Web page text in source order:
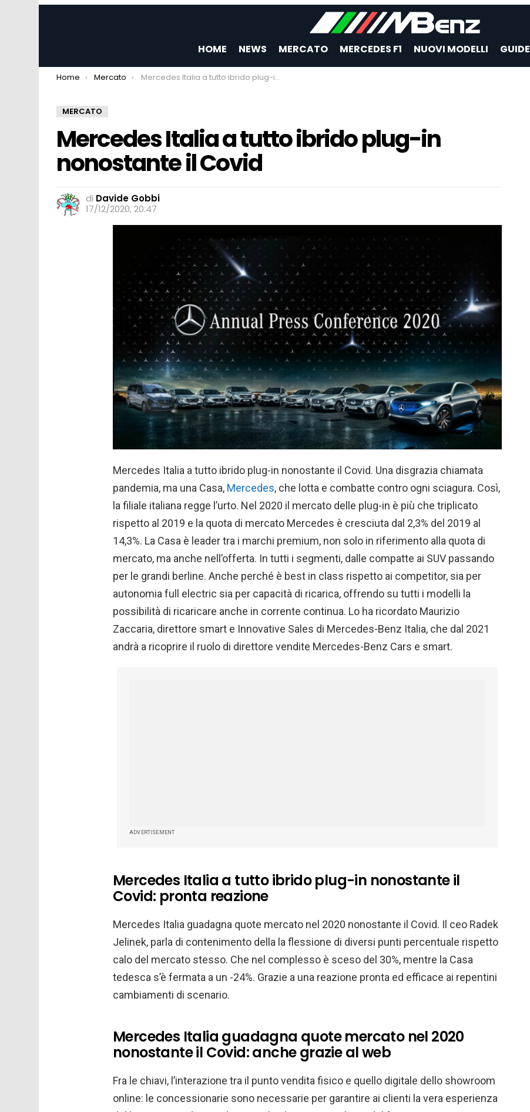
HOME NEWS MERCATO MERCEDES F1 NUOVI MODELLI GUIDE
You are here:
Home Mercato Mercedes Italia a tutto ibrido plug-in nonostante il Covid
MERCATO
Mercedes Italia a tutto ibrido plug-in
nonostante il Covid
di Davide Gobbi
17/12/2020, 20:47
Mercedes Italia a tutto ibrido plug-in nonostante il Covid. Una disgrazia chiamata
pandemia, ma una Casa, Mercedes, che lotta e combatte contro ogni sciagura. Così,
la filiale italiana regge l’urto. Nel 2020 il mercato delle plug-in è più che triplicato
rispetto al 2019 e la quota di mercato Mercedes è cresciuta dal 2,3% del 2019 al
14,3%. La Casa è leader tra i marchi premium, non solo in riferimento alla quota di
mercato, ma anche nell’offerta. In tutti i segmenti, dalle compatte ai SUV passando
per le grandi berline. Anche perché è best in class rispetto ai competitor, sia per
autonomia full electric sia per capacità di ricarica, offrendo su tutti i modelli la
possibilità di ricaricare anche in corrente continua. Lo ha ricordato Maurizio
Zaccaria, direttore smart e Innovative Sales di Mercedes-Benz Italia, che dal 2021
andrà a ricoprire il ruolo di direttore vendite Mercedes-Benz Cars e smart.
ADVERTISEMENT
Mercedes Italia a tutto ibrido plug-in nonostante il
Covid: pronta reazione
Mercedes Italia guadagna quote mercato nel 2020 nonostante il Covid. Il ceo Radek
Jelinek, parla di contenimento della la flessione di diversi punti percentuale rispetto
calo del mercato stesso. Che nel complesso è sceso del 30%, mentre la Casa
tedesca s’è fermata a un -24%. Grazie a una reazione pronta ed efficace ai repentini
cambiamenti di scenario.
Mercedes Italia guadagna quote mercato nel 2020
nonostante il Covid: anche grazie al web
Fra le chiavi, l’interazione tra il punto vendita fisico e quello digitale dello showroom
online: le concessionarie sono necessarie per garantire ai clienti la vera esperienza